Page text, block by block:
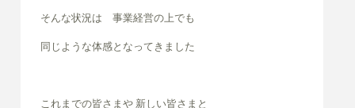
そんな状況は 事業経営の上でも
同じような体感となってきました
これまでの皆さまや 新しい皆さまと